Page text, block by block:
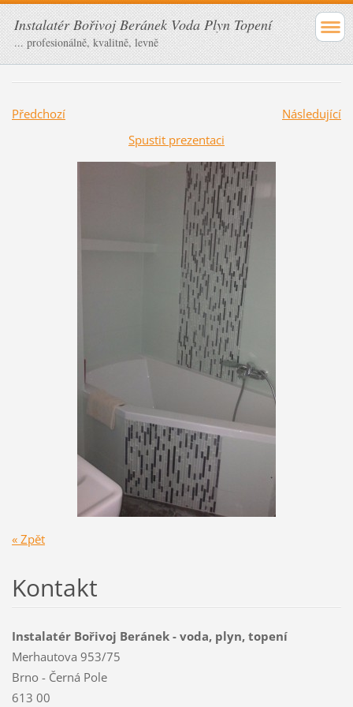
Instalatér Bořivoj Beránek Voda Plyn Topení
... profesionálně, kvalitně, levně
Předchozí
Následující
Spustit prezentaci
« Zpět
Kontakt
Instalatér Bořivoj Beránek - voda, plyn, topení
Merhautova 953/75
Brno - Černá Pole
613 00